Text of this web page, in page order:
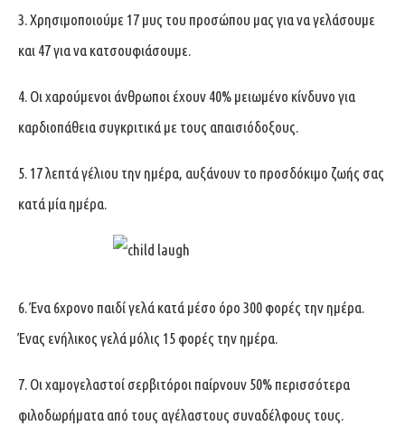
3. Χρησιμοποιούμε 17 μυς του προσώπου μας για να γελάσουμε
και 47 για να κατσουφιάσουμε.
4. Οι χαρούμενοι άνθρωποι έχουν 40% μειωμένο κίνδυνο για
καρδιοπάθεια συγκριτικά με τους απαισιόδοξους.
5. 17 λεπτά γέλιου την ημέρα, αυξάνουν το προσδόκιμο ζωής σας
κατά μία ημέρα.
6. Ένα 6χρονο παιδί γελά κατά μέσο όρο 300 φορές την ημέρα.
Ένας ενήλικος γελά μόλις 15 φορές την ημέρα.
7. Οι χαμογελαστοί σερβιτόροι παίρνουν 50% περισσότερα
φιλοδωρήματα από τους αγέλαστους συναδέλφους τους.